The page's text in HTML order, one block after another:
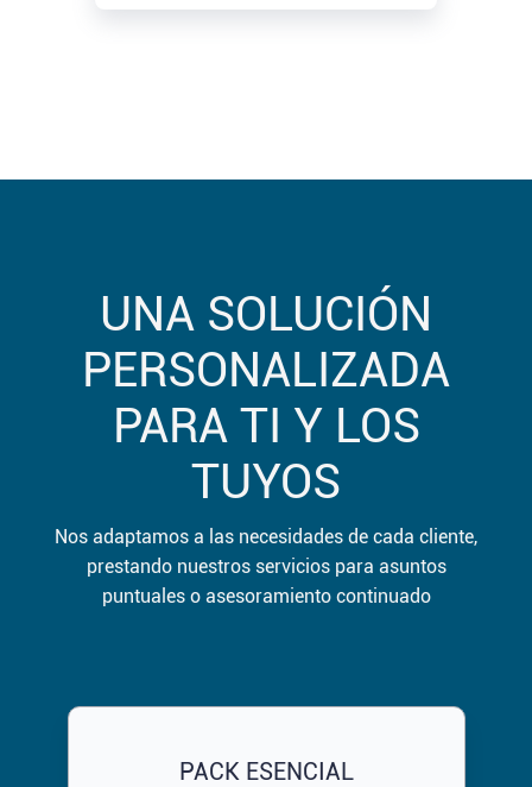
UNA SOLUCIÓN
PERSONALIZADA
PARA TI Y LOS
TUYOS
Nos adaptamos a las necesidades de cada cliente,
prestando nuestros servicios para asuntos
puntuales o asesoramiento continuado
PACK ESENCIAL